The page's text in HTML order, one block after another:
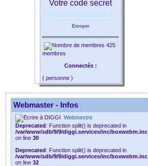
Votre code secret
Envoyer
425
membres
Connectés :
( personne )
Webmaster - Infos
Webmestre
Deprecated: Function split() is deprecated in
/var/www/sdb/9/9/diggi.services/inc/boxwebm.inc
on line 30
Deprecated: Function split() is deprecated in
/var/www/sdb/9/9/diggi.services/inc/boxwebm.inc
on line 32